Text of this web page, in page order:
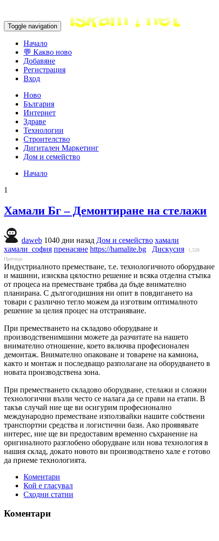
Toggle navigation
Начало
💬 Какво ново
Добавяне
Регистрация
Вход
Ново
България
Интернет
Здраве
Технологии
Строителство
Дигитален Маркетинг
Дом и семейство
Начало
1
Хамали Бг – Демонтиране на стелажи
daweb 1040 дни назад Дом и семейство хамали
хамали_софия пренасяне https://hamalite.bg Дискусия
1,528
Прегледа
Индустриалното преместване, т.е. технологичното оборудване
и машини, изисква цялостно решение и всяка отделна стъпка
от процеса на преместване трябва да бъде внимателно
планирана. С дългогодишния ни опит в повдигането на
товари с различно тегло можем да изготвим оптималното
решение за целия процес на отстраняване.
При преместването на складово оборудване и
производственимшини можете да разчитате на нашето
внимателно отношение, което включва професионален
демонтаж. Внимателно опаковане и товарене на камиона,
както и монтаж и последващо разполагане на оборудването в
новата производствена зона.
При преместването складово оборудване, стелажи и сложни
технологични възли често се налага да се прави на етапи. В
такъв случай ние ще ви осигурим професионално
международно преместване използвайки нашите собствени
транспортни средства и логистични бази. Ако проявявате
интерес, ние ще ви предоставим временно съхранение на
оригиналното разглобено оборудване или нова технология в
нашия склад, докато новото ви производствено хале е готово
да приеме технологията.
Коментари
Кой е гласувал
Сходни статии
Коментари